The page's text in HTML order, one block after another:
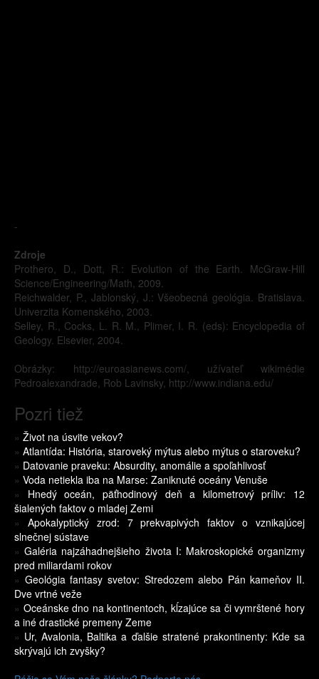
-
Zdroje
Prothero, D., Dott, R.: Evolution of the Earth. McGraw-Hill
Science/Engineering/Math, 2009.
Reichwalder, P., Jablonský, J.: Všeobecná geológia. Bratislava.
Univerzita Komenského, 2003.
Selley, R., Cocks, L. R. M., Plimer, I. R. (eds): Encyclopedia of
Geology. Elsevier, 2004.
Obrázky: http://euroasianews.com/, užívateľ wikimédie
Pedroalexandrade, Rob Lavinsky, http://www.indiana.edu/
Pozri tiež
» Život na úsvite vekov?
» Atlantída: História, staroveký mýtus alebo mýtus o staroveku?
» Datovanie praveku: Absurdity, anomálie a spoľahlivosť
» Voda netiekla iba na Marse: Zaniknuté oceány Venuše
» Hnedý oceán, päťhodinový deň a kilometrový príliv: 12
šialených faktov o mladej Zemi
» Apokalyptický zrod: 7 prekvapivých faktov o vznikajúcej
slnečnej sústave
»Galéria najzáhadnejšieho života I: Makroskopické organizmy
pred miliardami rokov
» Geológia fantasy svetov: Stredozem alebo Pán kameňov II.
Dve vrtné veže
» Oceánske dno na kontinentoch, kĺzajúce sa či vymrštené hory
a iné drastické premeny Zeme
» Ur, Avalonia, Baltika a ďalšie stratené prakontinenty: Kde sa
skrývajú ich zvyšky?